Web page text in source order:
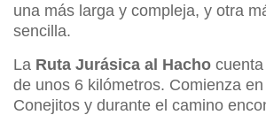
una más larga y compleja, y otra
sencilla.
La Ruta Jurásica al Hacho
de unos 6 kilómetros. Comienza
Conejitos y durante el camino